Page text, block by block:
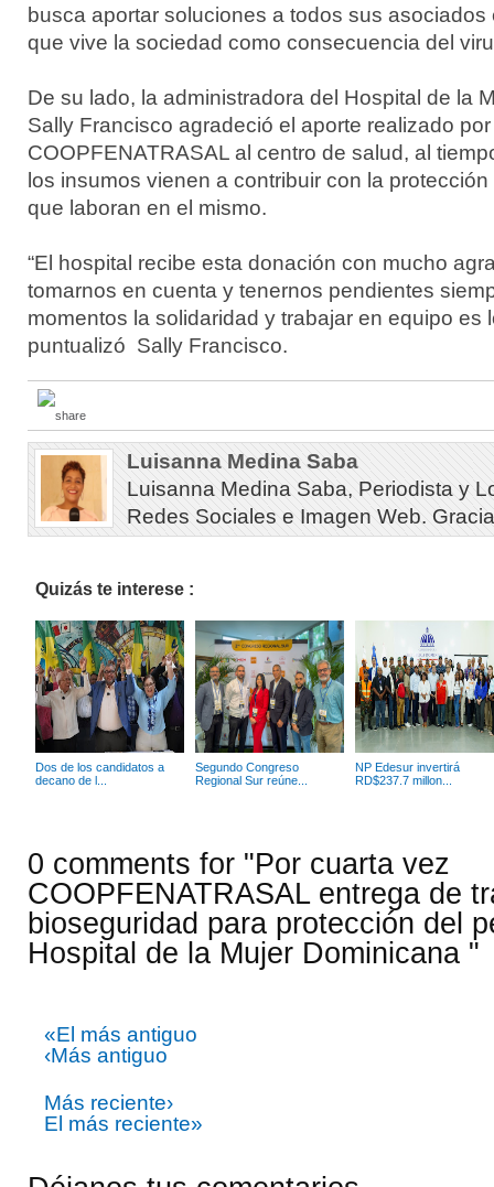
busca aportar soluciones a todos sus asociados
que vive la sociedad como consecuencia del
De su lado, la administradora del Hospital de la
Sally Francisco agradeció el aporte realizado
COOPFENATRASAL al centro de salud, al
los insumos vienen a contribuir con la
que laboran en el mismo.
“El hospital recibe esta donación con mucho
tomarnos en cuenta y tenernos pendientes
momentos la solidaridad y trabajar en equipo es
puntualizó Sally Francisco.
Luisanna Medina Saba
Luisanna Medina Saba, Periodista y
Redes Sociales e Imagen Web.
Quizás te interese :
Dos de los candidatos a
decano de l...
Segundo Congreso
Regional Sur reúne...
NP Edesur invertirá
RD$237.7 millon...
0 comments for "Por cuarta vez
COOPFENATRASAL entrega de
bioseguridad para protección del
Hospital de la Mujer Dominicana "
«El más antiguo
‹Más antiguo
Más reciente›
El más reciente»